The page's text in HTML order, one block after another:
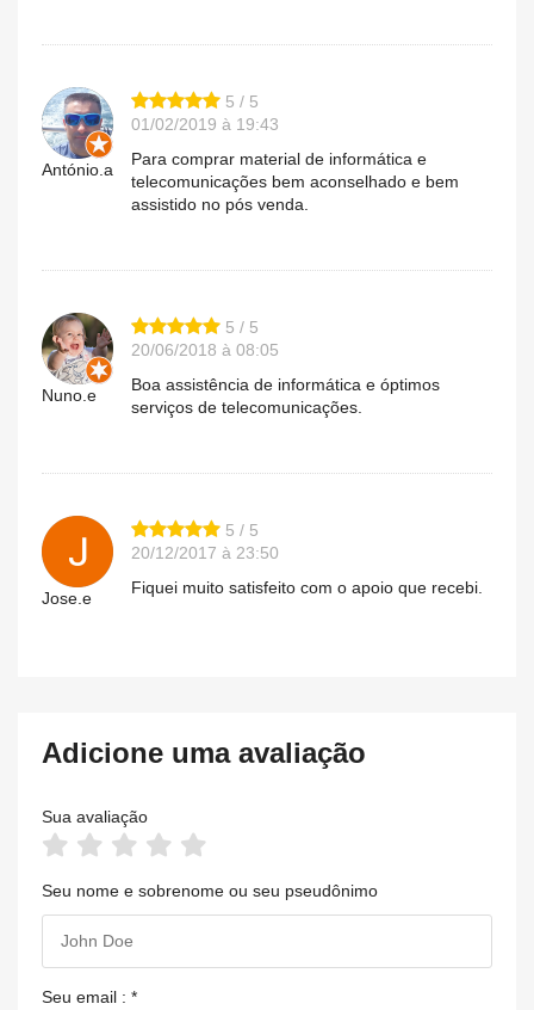
António.a
5 / 5
01/02/2019 à 19:43
Para comprar material de informática e
telecomunicações bem aconselhado e bem
assistido no pós venda.
Nuno.e
5 / 5
20/06/2018 à 08:05
Boa assistência de informática e óptimos
serviços de telecomunicações.
Jose.e
5 / 5
20/12/2017 à 23:50
Fiquei muito satisfeito com o apoio que recebi.
Adicione uma avaliação
Sua avaliação
Seu nome e sobrenome ou seu pseudônimo
Seu email : *